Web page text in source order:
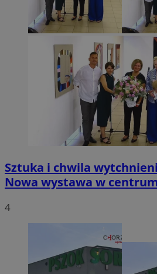
Sztuka i chwila
Nowa wystawa w
4